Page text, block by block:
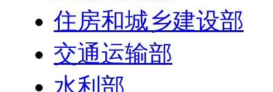
住房和城乡建设部
交通运输部
水利部